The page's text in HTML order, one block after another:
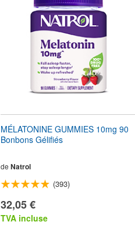
MÉLATONINE GUMMIES 10mg 90
Bonbons Gélifiés
de Natrol
(393)
32,05 €
TVA incluse